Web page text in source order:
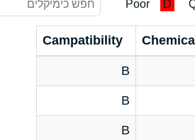
D
Poor
Chemical
Campatibility
B
B
B